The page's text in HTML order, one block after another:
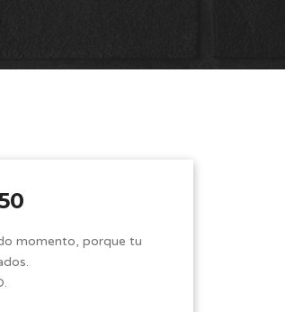
momento, porque tu